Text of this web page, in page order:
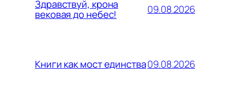
Здравствуй, крона
вековая до небес! 09.08.2026
Книги как мост единства09.08.2026